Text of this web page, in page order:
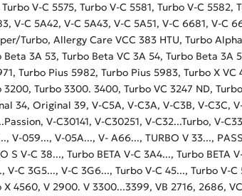
Turbo V-C 5575, Turbo V-C 5581, Turbo V-C
V-C 5A42, V-C 5A43, V-C 5A51, V-C 6681, V-C
Turbo, Allergy Care VCC 383 HTU, Turbo
Beta 3A 53, Turbo Beta VC 3A 54, Turbo Beta 3A
Turbo Pius 5982, Turbo Pius 5983, Turbo X
3200, Turbo 3300. 3400, Turbo VC 3247 ND,
34, Original 39, V-C5A, V-C3A, V-C3B, V-C3C,
V-C30141, V-C30251, V-C32...Turbo, V-
V-059..., V-05A..., V- A66..., TURBO V 33...,
S V-C 38..., Turbo BETA V-C 3A4..., Turbo BETA
V-C 3G5..., V-C 3G6..., Turbo V-C 45..., Turbo
X 4560, V 2900. V 3300...3399, VB 2716, 2686,